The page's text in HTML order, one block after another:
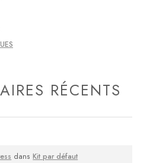
RÉCENTS
dansKit par défaut